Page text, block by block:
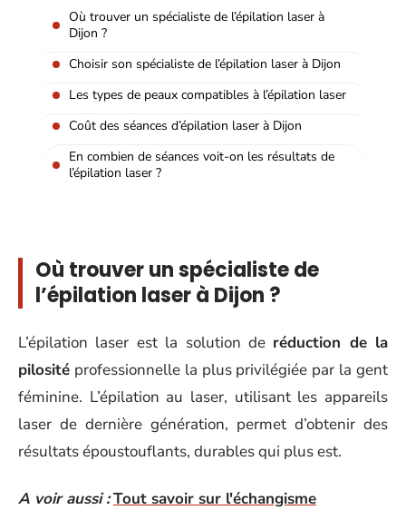
Où trouver un spécialiste de l’épilation laser à
Dijon ?
Choisir son spécialiste de l’épilation laser à Dijon
Les types de peaux compatibles à l’épilation laser
Coût des séances d’épilation laser à Dijon
En combien de séances voit-on les résultats de
l’épilation laser ?
Où trouver un spécialiste de
l’épilation laser à Dijon ?
L’épilation laser est la solution de réduction de la
pilosité professionnelle la plus privilégiée par la gent
féminine. L’épilation au laser, utilisant les appareils
laser de dernière génération, permet d’obtenir des
résultats époustouflants, durables qui plus est.
A voir aussi :Tout savoir sur l'échangisme